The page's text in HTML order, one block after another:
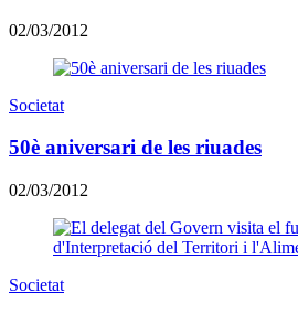
02/03/2012
Societat
50è aniversari de les riuades
02/03/2012
Societat